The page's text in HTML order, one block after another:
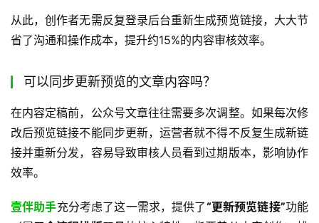
从此，创作者无需反复登录后台重新生成预览链接，大大节
省了沟通和操作成本，提升约15%的内容审核效率。
可以同步更新预览的文章内容吗？
在内容定稿前，公众号文章往往需要多次调整。如果每次修
改后预览链接不能同步更新，运营者就不得不反复生成新链
接并重新分发，容易导致审核人员看到过期版本，影响协作
效率。
壹伴助手充分考虑了这一需求，提供了“更新预览链接”功能